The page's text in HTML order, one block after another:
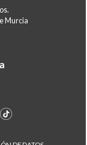
Murcia